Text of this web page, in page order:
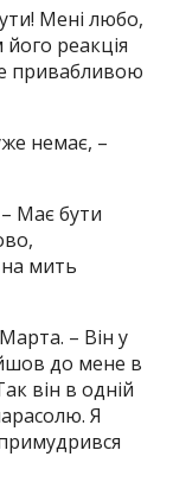
Мені любо,
реакція
привабливою
немає, –
Має бути
на мить
– Він у
до мене в
він в одній
Я